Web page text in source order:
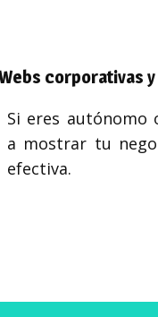
corporativas
Si eres autónomo
a mostrar tu
efectiva.